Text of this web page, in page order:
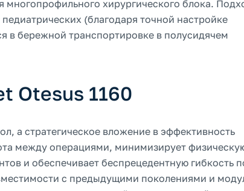
хирургического блока.
(благодаря точной настройке
бережной транспортировке в полусидячем
Otesus 1160
а стратегическое вложение в эффективность
между операциями, минимизирует
и обеспечивает беспрецедентную гибкость
с предыдущими поколениями и